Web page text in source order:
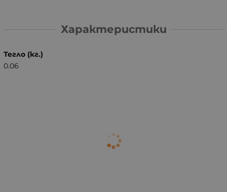
Характеристики
Тегло (кг.)
0.06